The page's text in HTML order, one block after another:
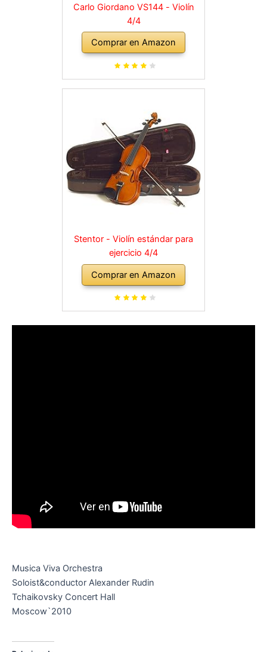
Carlo Giordano VS144 - Violín
4/4
Comprar en Amazon
Stentor - Violín estándar para
ejercicio 4/4
Comprar en Amazon
Musica Viva Orchestra
Soloist&conductor Alexander Rudin
Tchaikovsky Concert Hall
Moscow`2010